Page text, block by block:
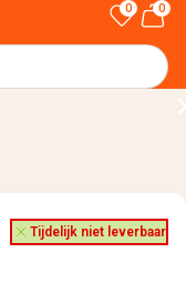
0 0
Tijdelijk niet leverbaar